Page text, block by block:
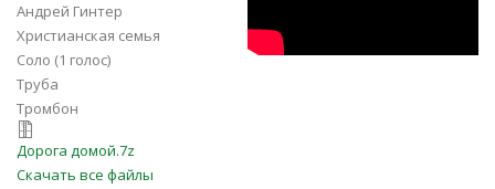
Андрей Гинтер
Христианская семья
Соло (1 голос)
Труба
Тромбон
Дорога домой.7z
Дорога домой.7z
Скачать все файлы